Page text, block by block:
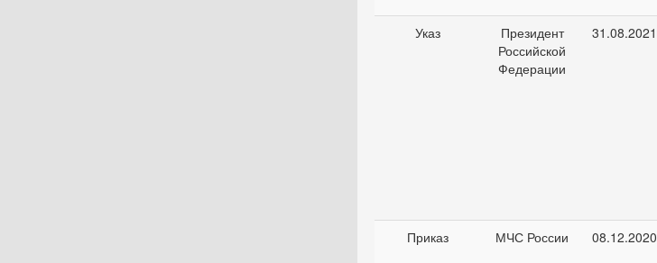
Указ
Президент
Российской
Федерации
31.08.2021
Приказ МЧС России 08.12.2020